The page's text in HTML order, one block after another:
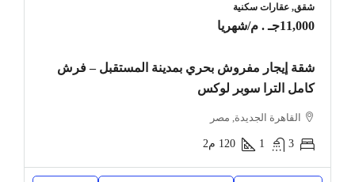
شقق, عقارات سكنية
11,000جـ . م /شهريا
شقة إيجار مفروش بحري بمدينة المستقبل – فرش
كامل الترا سوبر لوكس
القاهرة الجديدة, مصر
3
1
120 م2